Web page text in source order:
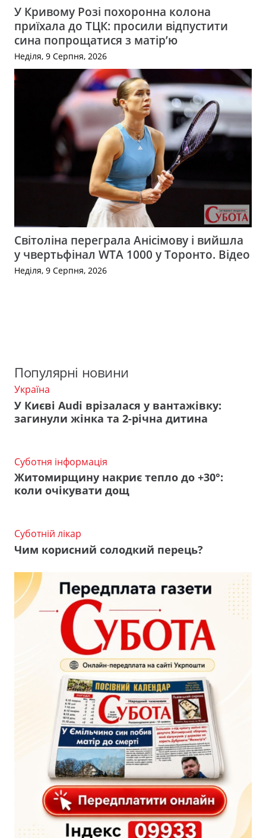
У Кривому Розі похоронна колона
приїхала до ТЦК: просили відпустити
сина попрощатися з матір’ю
Неділя, 9 Серпня, 2026
Світоліна переграла Анісімову і вийшла
у чвертьфінал WTA 1000 у Торонто. Відео
Неділя, 9 Серпня, 2026
Популярні новини
Україна
У Києві Audi врізалася у вантажівку:
загинули жінка та 2-річна дитина
Суботня інформація
Житомирщину накриє тепло до +30°:
коли очікувати дощ
Суботній лікар
Чим корисний солодкий перець?